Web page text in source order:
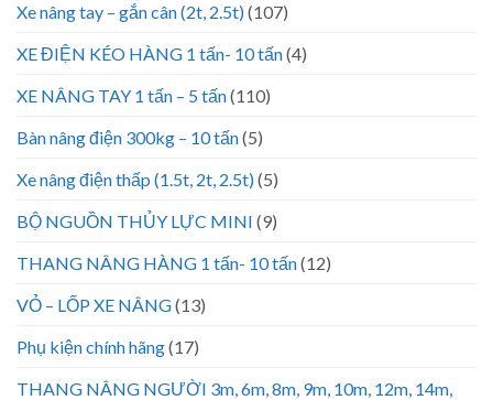
Xe nâng tay – gắn cân (2t, 2.5t)(107)
XE ĐIỆN KÉO HÀNG 1 tấn- 10 tấn(4)
XE NÂNG TAY 1 tấn – 5 tấn(110)
Bàn nâng điện 300kg – 10 tấn(5)
Xe nâng điện thấp (1.5t, 2t, 2.5t)(5)
BỘ NGUỒN THỦY LỰC MINI (9)
THANG NÂNG HÀNG 1 tấn- 10 tấn(12)
VỎ – LỐP XE NÂNG(13)
Phụ kiện chính hãng(17)
THANG NÂNG NGƯỜI 3m, 6m, 8m, 9m, 10m, 12m, 14m,